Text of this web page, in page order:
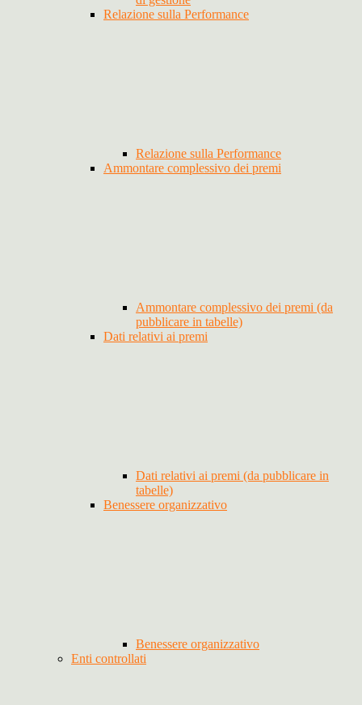
Relazione sulla Performance
Relazione sulla Performance
Ammontare complessivo dei premi
Ammontare complessivo dei premi (da
pubblicare in tabelle)
Dati relativi ai premi
Dati relativi ai premi (da pubblicare in
tabelle)
Benessere organizzativo
Benessere organizzativo
Enti controllati